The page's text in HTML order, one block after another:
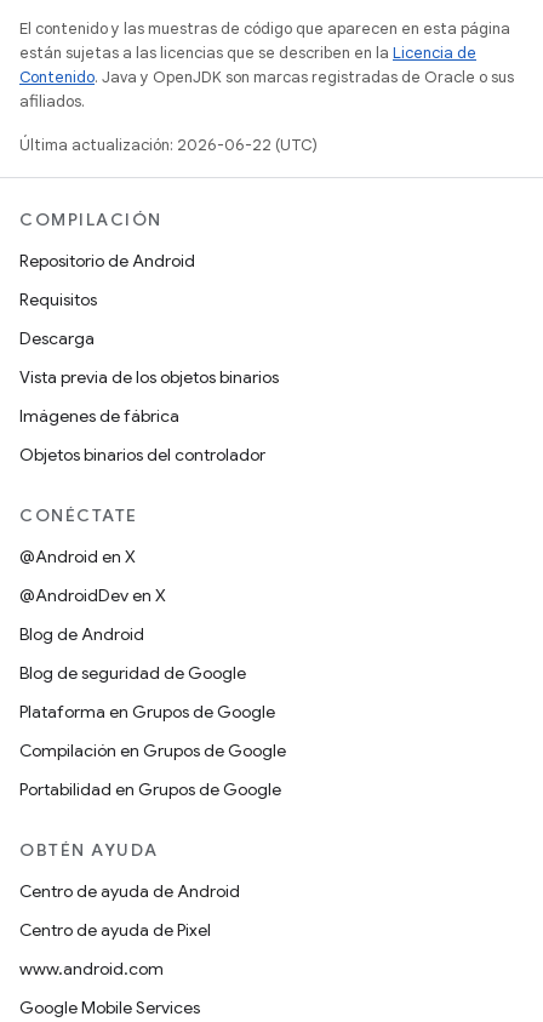
El contenido y las muestras de código que aparecen en esta página
están sujetas a las licencias que se describen en la Licencia de
Contenido. Java y OpenJDK son marcas registradas de Oracle o sus
afiliados.
Última actualización: 2026-06-22 (UTC)
COMPILACIÓN
Repositorio de Android
Requisitos
Descarga
Vista previa de los objetos binarios
Imágenes de fábrica
Objetos binarios del controlador
CONÉCTATE
@Android en X
@AndroidDev en X
Blog de Android
Blog de seguridad de Google
Plataforma en Grupos de Google
Compilación en Grupos de Google
Portabilidad en Grupos de Google
OBTÉN AYUDA
Centro de ayuda de Android
Centro de ayuda de Pixel
www.android.com
Google Mobile Services